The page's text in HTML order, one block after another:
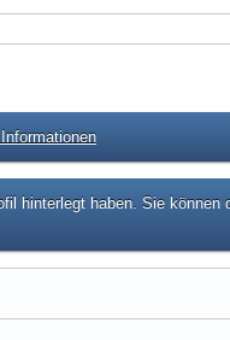
hinterlegt haben. Sie können